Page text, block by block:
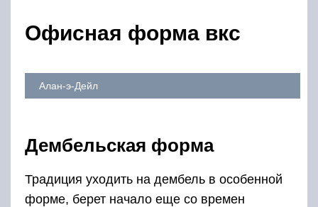
Офисная форма вкс
Алан-э-Дейл
Дембельская форма
Традиция уходить на дембель в особенной
форме, берет начало еще со времен